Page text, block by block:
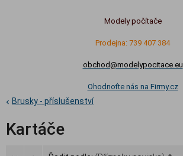
Modely počítače
Prodejna: 739 407 384
obchod@modelypocitace.eu
Ohodnoťte nás na Firmy.cz
Brusky - příslušenství
Kartáče